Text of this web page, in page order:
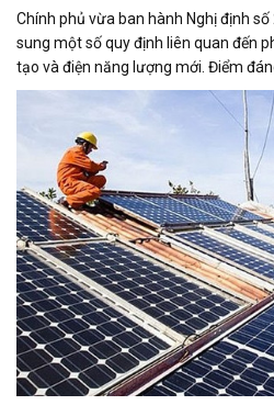
Chính phủ vừa ban hành Nghị định
sung một số quy định liên quan đến
tạo và điện năng lượng mới. Điểm
điện dư từ các hệ thống điện mặt
đó nâng tỷ lệ sản lượng điện dư
đa 50%, tạo thêm động lực cho
vào nguồn điện sạch.